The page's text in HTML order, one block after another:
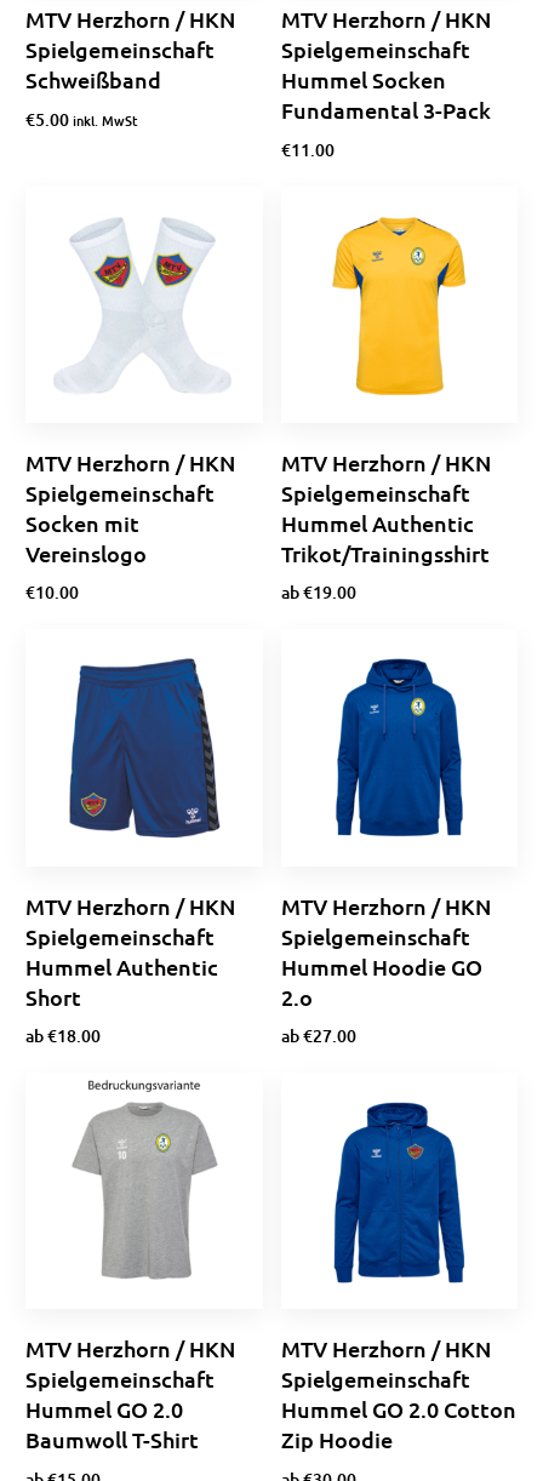
MTV Herzhorn / HKN
Spielgemeinschaft
Schweißband
€5.00inkl. MwSt
MTV Herzhorn / HKN
Spielgemeinschaft
Hummel Socken
Fundamental 3-Pack
€11.00
MTV Herzhorn / HKN
Spielgemeinschaft
Socken mit
Vereinslogo
€10.00
MTV Herzhorn / HKN
Spielgemeinschaft
Hummel Authentic
Trikot/Trainingsshirt
ab€19.00
MTV Herzhorn / HKN
Spielgemeinschaft
Hummel Authentic
Short
ab€18.00
MTV Herzhorn / HKN
Spielgemeinschaft
Hummel Hoodie GO
2.o
ab€27.00
MTV Herzhorn / HKN
Spielgemeinschaft
Hummel GO 2.0
Baumwoll T-Shirt
MTV Herzhorn / HKN
Spielgemeinschaft
Hummel GO 2.0 Cotton
Zip Hoodie